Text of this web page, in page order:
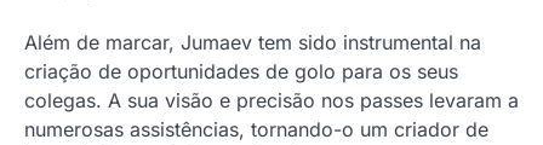
Além de marcar, Jumaev tem sido instrumental na
criação de oportunidades de golo para os seus
colegas. A sua visão e precisão nos passes levaram a
numerosas assistências, tornando-o um criador de